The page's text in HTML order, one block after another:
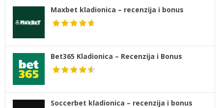
Maxbet kladionica – recenzija i bonus
Bet365 Kladionica – Recenzija i Bonus
Soccerbet kladionica – recenzija i bonus